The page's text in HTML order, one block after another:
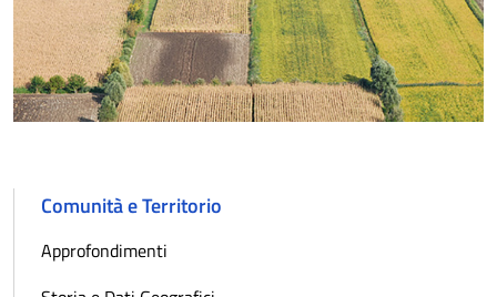
Comunità e Territorio
Approfondimenti